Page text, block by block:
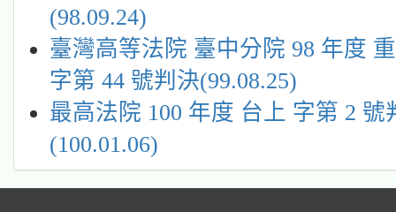
(98.09.24)
臺灣高等法院 臺中分院 98 年度
字第 44 號判決(99.08.25)
最高法院 100 年度 台上 字第 2 號
(100.01.06)